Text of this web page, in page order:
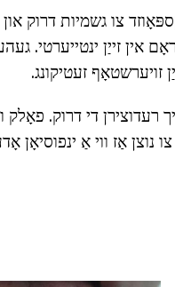
צו גשמיות דרוק
אין זייַן ינטייערטי.
זויערשטאָף זעטיקונג.
רעדוצירן די דרוק. פאָלק
צו נוצן אַז ווי אַ